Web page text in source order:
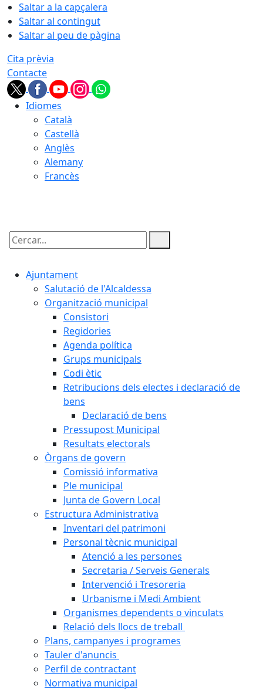
Saltar a la capçalera
Saltar al contingut
Saltar al peu de pàgina
Cita prèvia
Contacte
Idiomes
Català
Castellà
Anglès
Alemany
Francès
Cercar:
Ajuntament
Salutació de l'Alcaldessa
Organització municipal
Consistori
Regidories
Agenda política
Grups municipals
Codi ètic
Retribucions dels electes i declaració de
bens
Declaració de bens
Pressupost Municipal
Resultats electorals
Òrgans de govern
Comissió informativa
Ple municipal
Junta de Govern Local
Estructura Administrativa
Inventari del patrimoni
Personal tècnic municipal
Atenció a les persones
Secretaria / Serveis Generals
Intervenció i Tresoreria
Urbanisme i Medi Ambient
Organismes dependents o vinculats
Relació dels llocs de treball
Plans, campanyes i programes
Tauler d'anuncis
Perfil de contractant
Normativa municipal